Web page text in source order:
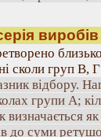
сколи груп В, Г
відбору.
групи А;
до суми